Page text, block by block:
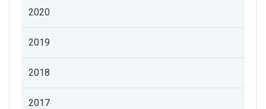
2020
2019
2018
2017